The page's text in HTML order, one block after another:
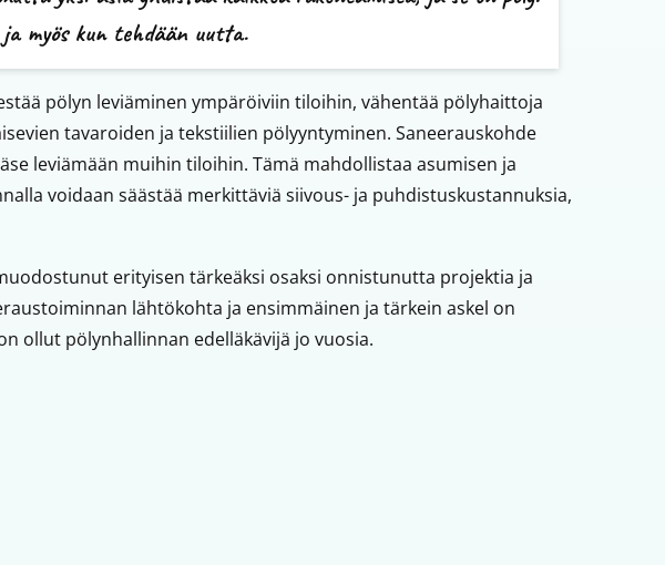
myös kun tehdään uutta.
pölyn leviäminen ympäröiviin tiloihin, vähentää pölyhaittoja
tavaroiden ja tekstiilien pölyyntyminen. Saneerauskohde
leviämään muihin tiloihin. Tämä mahdollistaa asumisen ja
voidaan säästää merkittäviä siivous- ja puhdistuskustannuksia,
erityisen tärkeäksi osaksi onnistunutta projektia ja
lähtökohta ja ensimmäinen ja tärkein askel on
ollut pölynhallinnan edelläkävijä jo vuosia.